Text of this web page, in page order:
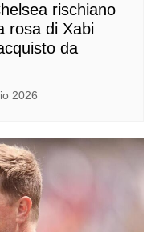
rischiano
rosa di Xabi
da
2026